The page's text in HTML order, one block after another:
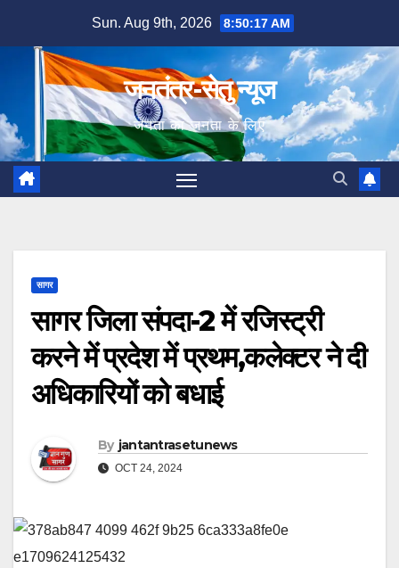
content
Sun. Aug 9th, 2026 8:50:18 AM
जनतंत्र-सेतु न्यूज
जनता का जनता के लिए
सागर
सागर जिला संपदा-2 में रजिस्ट्री
करने में प्रदेश में प्रथम,कलेक्टर ने दी
अधिकारियों को बधाई
By jantantrasetunews
OCT 24, 2024